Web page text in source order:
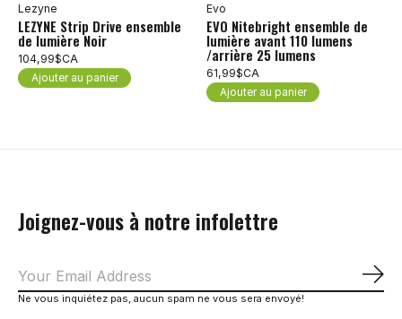
Lezyne
LEZYNE Strip Drive ensemble
de lumière Noir
104,99$CA
Ajouter au panier
Evo
EVO Nitebright ensemble de
lumière avant 110 lumens
/arrière 25 lumens
61,99$CA
Ajouter au panier
Joignez-vous à notre infolettre
Ne vous inquiétez pas, aucun spam ne vous sera envoyé!